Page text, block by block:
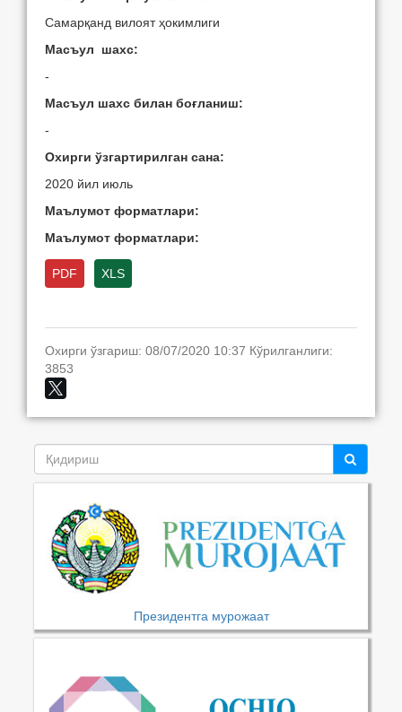
Самарқанд вилоят ҳокимлиги
Масъул шахс:
-
Масъул шахс билан боғланиш:
-
Охирги ўзгартирилган сана:
2020 йил июль
Маълумот форматлари:
Маълумот форматлари:
PDF XLS
Охирги ўзгариш: 08/07/2020 10:37 Кўрилганлиги:
3853
Президентга мурожаат